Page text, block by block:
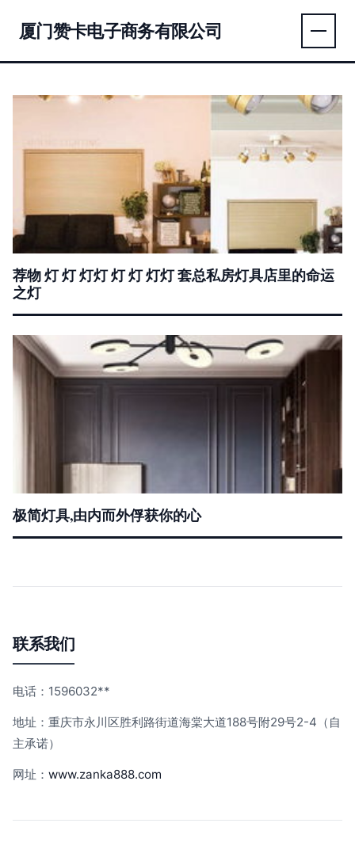
厦门赞卡电子商务有限公司
荐物 灯 灯 灯灯 灯 灯 灯灯 套总私房灯具店里的命运
之灯
极简灯具,由内而外俘获你的心
联系我们
电话：1596032**
地址：重庆市永川区胜利路街道海棠大道188号附29号2-4（自
主承诺）
网址： www.zanka888.com